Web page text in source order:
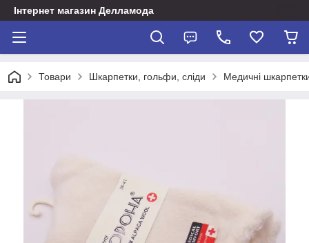
Інтернет магазин Делламода
Товари Шкарпетки, гольфи, сліди Медичні